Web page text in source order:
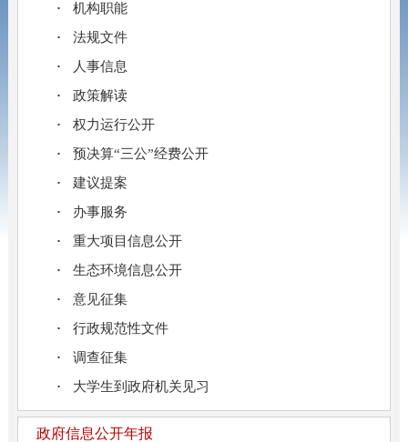
机构职能
法规文件
人事信息
政策解读
权力运行公开
预决算“三公”经费公开
建议提案
办事服务
重大项目信息公开
生态环境信息公开
意见征集
行政规范性文件
调查征集
大学生到政府机关见习
政府信息公开年报